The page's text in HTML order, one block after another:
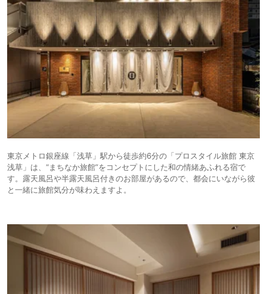
東京メトロ銀座線「浅草」駅から徒歩約6分の「プロスタイル旅館 東京
浅草」は、“まちなか旅館”をコンセプトにした和の情緒あふれる宿で
す。露天風呂や半露天風呂付きのお部屋があるので、都会にいながら彼
と一緒に旅館気分が味わえますよ。